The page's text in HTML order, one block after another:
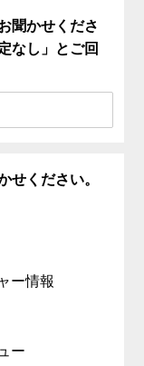
聞かせくださ
なし」とご回
せください。
ー情報
ー